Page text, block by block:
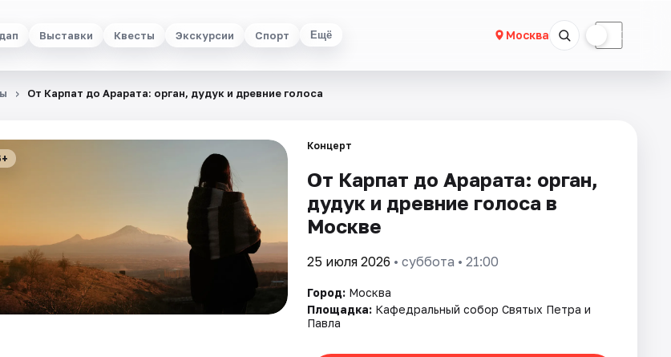
Выставки Квесты Экскурсии Спорт Ещё Москва ☾
От Карпат до Арарата: орган, дудук и древние голоса
Концерт
От Карпат до Арарата: орган,
дудук и древние голоса в
Москве
25 июля 2026 • суббота • 21:00
Город: Москва
Площадка: Кафедральный собор Святых Петра и
Павла